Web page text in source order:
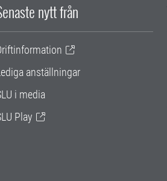
nytt från
anställningar
i media
Play